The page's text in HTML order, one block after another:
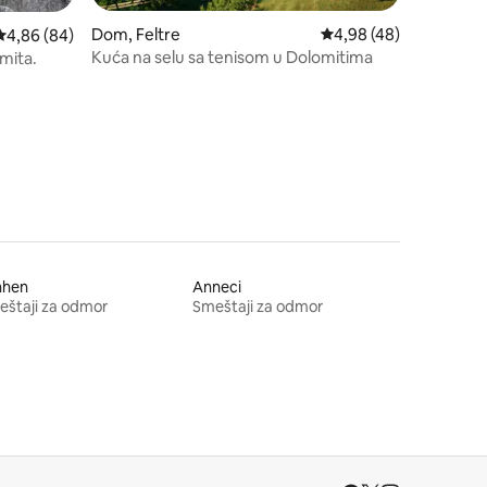
ocena 4,86 od 5, utisaka: 84
4,86 (84)
Dom, Feltre Prosečna ocena 4,98
4,98 (48)
Kuća na selu sa tenisom u Dolomitima
za odmor
Anneci
Smeštaji za odmor